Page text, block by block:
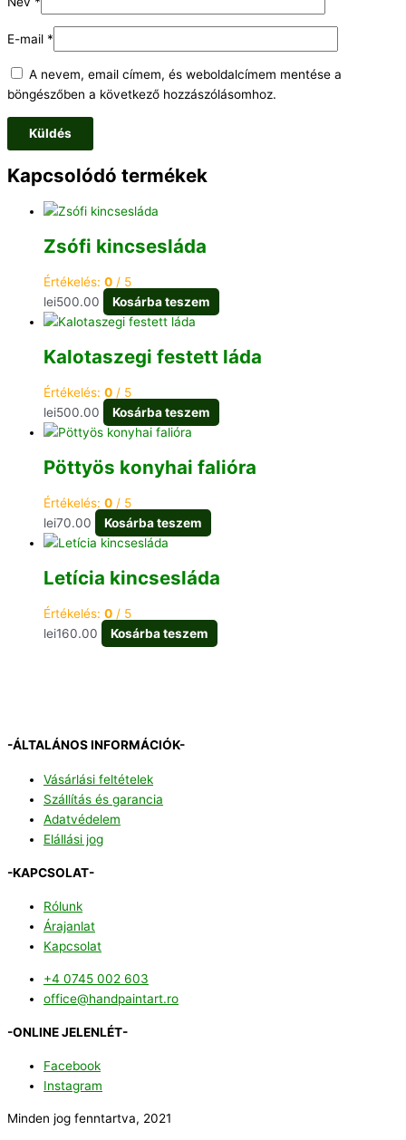
E-mail *
A nevem, email címem, és weboldalcímem mentése a
böngészőben a következő hozzászólásomhoz.
Kapcsolódó termékek
Zsófi kincsesláda
Értékelés: 0 / 5
lei500.00 Kosárba teszem
Kalotaszegi festett láda
Értékelés: 0 / 5
lei500.00 Kosárba teszem
Pöttyös konyhai falióra
Értékelés: 0 / 5
lei70.00 Kosárba teszem
Letícia kincsesláda
Értékelés: 0 / 5
lei160.00 Kosárba teszem
-ÁLTALÁNOS INFORMÁCIÓK-
Vásárlási feltételek
Szállítás és garancia
Adatvédelem
Elállási jog
-KAPCSOLAT-
Rólunk
Árajanlat
Kapcsolat
+4 0745 002 603
office@handpaintart.ro
-ONLINE JELENLÉT-
Facebook
Instagram
Minden jog fenntartva, 2021